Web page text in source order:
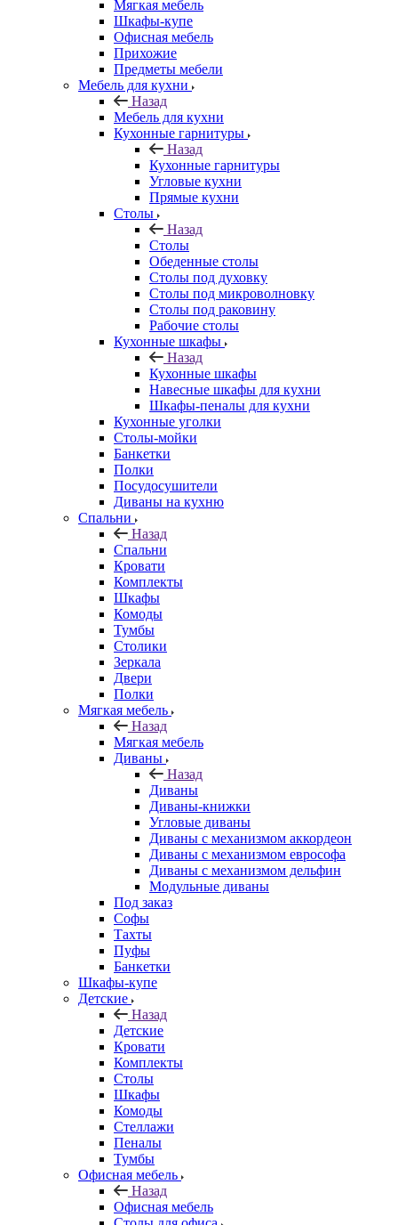
Мягкая мебель
Шкафы-купе
Офисная мебель
Прихожие
Предметы мебели
Мебель для кухни
Назад
Мебель для кухни
Кухонные гарнитуры
Назад
Кухонные гарнитуры
Угловые кухни
Прямые кухни
Столы
Назад
Столы
Обеденные столы
Столы под духовку
Столы под микроволновку
Столы под раковину
Рабочие столы
Кухонные шкафы
Назад
Кухонные шкафы
Навесные шкафы для кухни
Шкафы-пеналы для кухни
Кухонные уголки
Столы-мойки
Банкетки
Полки
Посудосушители
Диваны на кухню
Спальни
Назад
Спальни
Кровати
Комплекты
Шкафы
Комоды
Тумбы
Столики
Зеркала
Двери
Полки
Мягкая мебель
Назад
Мягкая мебель
Диваны
Назад
Диваны
Диваны-книжки
Угловые диваны
Диваны с механизмом аккордеон
Диваны с механизмом еврософа
Диваны с механизмом дельфин
Модульные диваны
Под заказ
Софы
Тахты
Пуфы
Банкетки
Шкафы-купе
Детские
Назад
Детские
Кровати
Комплекты
Столы
Шкафы
Комоды
Стеллажи
Пеналы
Тумбы
Офисная мебель
Назад
Офисная мебель